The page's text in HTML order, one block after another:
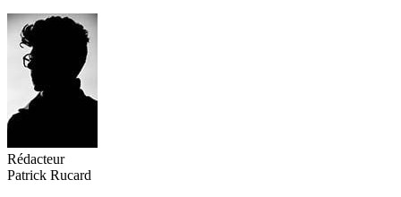
Rédacteur
Patrick Rucard